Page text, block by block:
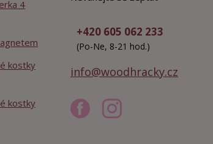
4
kostky
kostky
+420 605 062 233
(Po-Ne, 8-21 hod.)
info@woodhracky.cz